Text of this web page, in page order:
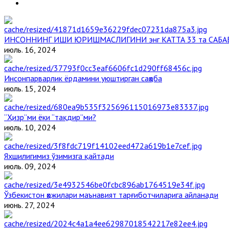
ИНСОННИНГ ИШИ ЮРИШМАСЛИГИНИ энг КАТТА 33 та
июль. 16, 2024
Инсонпарварлик ёрдамини уюштирган саҳоба
июль. 15, 2024
“Ҳизр”ми ёки “тақдир”ми?
июль. 10, 2024
Яхшилигимиз ўзимизга қайтади
июль. 09, 2024
Ўзбекистон ҳожилари маънавият тарғиботчиларига айланади
июнь. 27, 2024